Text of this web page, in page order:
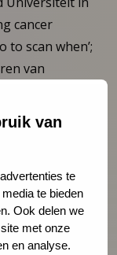
van
te
te bieden
Ook delen we
met onze
en analyse.
cancer
to scan when’;
van
op de
jaar als
en het
deed naar
van
Anton